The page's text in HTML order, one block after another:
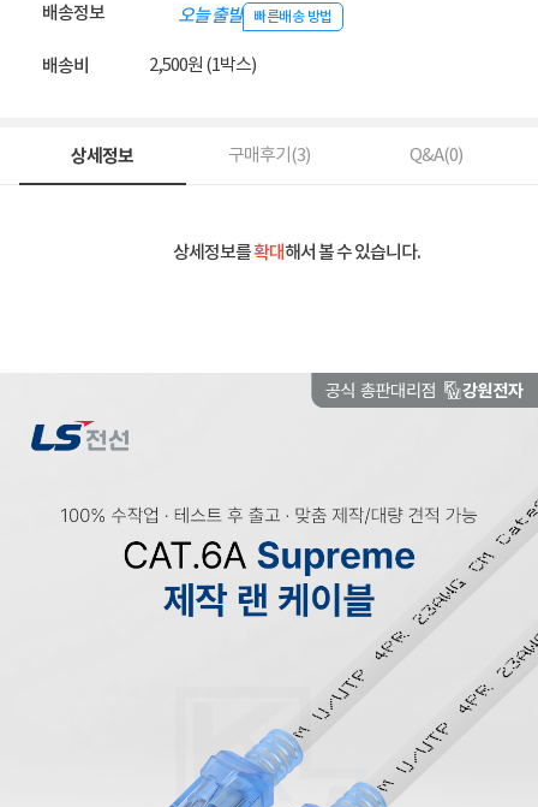
배송정보 오늘 출발 빠른배송 방법
배송비 2,500원 (1박스)
상세정보 구매후기(3) Q&A(0)
상세정보를확대해서 볼 수 있습니다.